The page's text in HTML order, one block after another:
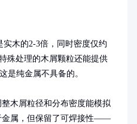
实木的2-3倍，同时密度仅约
殊处理的木屑颗粒还能提供
是纯金属不具备的。
木屑粒径和分布密度能模拟
金属，但保留了可焊接性——